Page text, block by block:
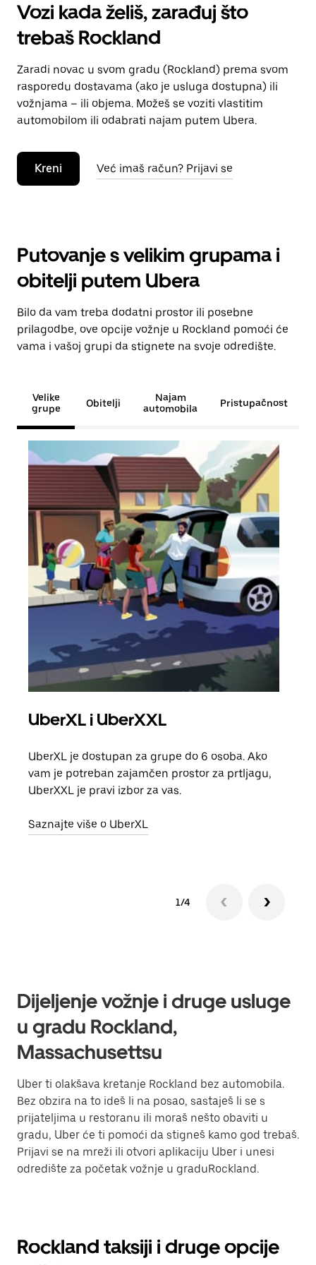
Vozi kada želiš, zarađuj što
trebaš Rockland
Zaradi novac u svom gradu (Rockland) prema svom
rasporedu dostavama (ako je usluga dostupna) ili
vožnjama – ili objema. Možeš se voziti vlastitim
automobilom ili odabrati najam putem Ubera.
Kreni Već imaš račun? Prijavi se
Putovanje s velikim grupama i
obitelji putem Ubera
Bilo da vam treba dodatni prostor ili posebne
prilagodbe, ove opcije vožnje u Rockland pomoći će
vama i vašoj grupi da stignete na svoje odredište.
Velike
grupe
Obitelji
Najam
automobila
Pristupačnost
UberXL i UberXXL
UberXL je dostupan za grupe do 6 osoba. Ako
vam je potreban zajamčen prostor za prtljagu,
UberXXL je pravi izbor za vas.
Saznajte više o UberXL
1/4
Dijeljenje vožnje i druge usluge
u gradu Rockland,
Massachusettsu
Uber ti olakšava kretanje Rockland bez automobila.
Bez obzira na to ideš li na posao, sastaješ li se s
prijateljima u restoranu ili moraš nešto obaviti u
gradu, Uber će ti pomoći da stigneš kamo god trebaš.
Prijavi se na mreži ili otvori aplikaciju Uber i unesi
odredište za početak vožnje u graduRockland.
Rockland taksiji i druge opcije